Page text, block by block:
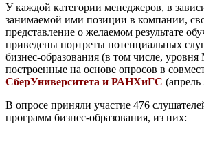
У каждой категории менеджеров, в
занимаемой ими позиции в компании,
представление о желаемом результате
приведены портреты потенциальных
бизнес-образования (в том числе,
построенные на основе опросов в
СберУниверситета и РАНХиГС (апрель
В опросе приняли участие 476
программ бизнес-образования, из них: